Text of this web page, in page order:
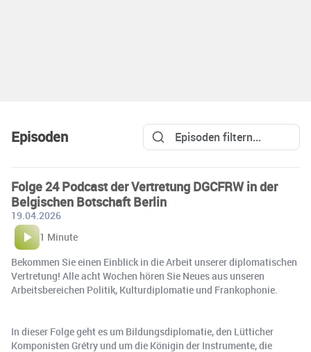
Episoden
Folge 24 Podcast der Vertretung DGCFRW in der
Belgischen Botschaft Berlin
19.04.2026
1 Minute
Bekommen Sie einen Einblick in die Arbeit unserer diplomatischen
Vertretung! Alle acht Wochen hören Sie Neues aus unseren
Arbeitsbereichen Politik, Kulturdiplomatie und Frankophonie.
In dieser Folge geht es um Bildungsdiplomatie, den Lütticher
Komponisten Grétry und um die Königin der Instrumente, die